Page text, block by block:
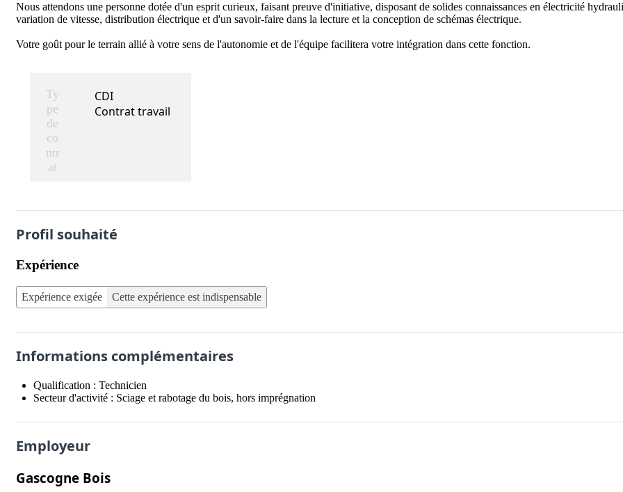
Nous attendons une personne dotée d'un esprit curieux, faisant preuve d'initiative, disposant de solides connaissances en électricité
variation de vitesse, distribution électrique et d'un savoir-faire dans la lecture et la conception de schémas électrique.
Votre goût pour le terrain allié à votre sens de l'autonomie et de l'équipe facilitera votre intégration dans cette fonction.
Ty
pe
de
co
ntr
at
CDI
Contrat travail
Profil souhaité
Expérience
Expérience exigée Cette expérience est indispensable
Informations complémentaires
Qualification : Technicien
Secteur d'activité : Sciage et rabotage du bois, hors imprégnation
Employeur
Gascogne Bois